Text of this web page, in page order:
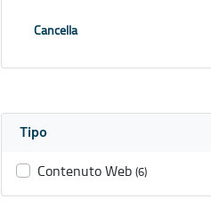
Cancella
Tipo
Contenuto Web (6)